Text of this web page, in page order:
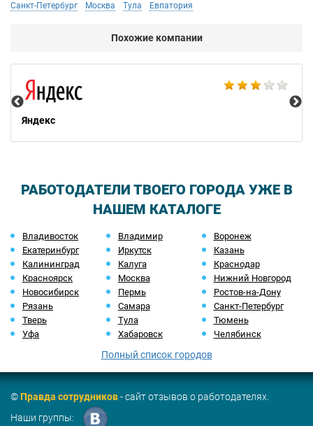
Санкт-Петербург Москва Тула Евпатория
Похожие компании
Яндекс
РАБОТОДАТЕЛИ ТВОЕГО ГОРОДА УЖЕ В
НАШЕМ КАТАЛОГЕ
Владивосток Владимир
Воронеж
Екатеринбург
Иркутск
Казань
Калининград
Калуга
Краснодар
Красноярск
Москва
Нижний Новгород
Новосибирск
Пермь
Ростов-на-Дону
Рязань
Самара
Санкт-Петербург
Тверь
Тула
Тюмень
Уфа
Хабаровск Челябинск
Полный список городов
©Правда сотрудников- сайт отзывов о работодателях.
Наши группы: